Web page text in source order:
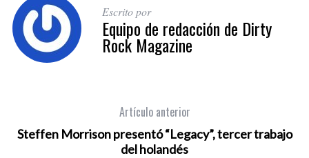
Escrito por
Equipo de redacción de Dirty
Rock Magazine
Artículo anterior
Steffen Morrison presentó “Legacy”, tercer trabajo
del holandés